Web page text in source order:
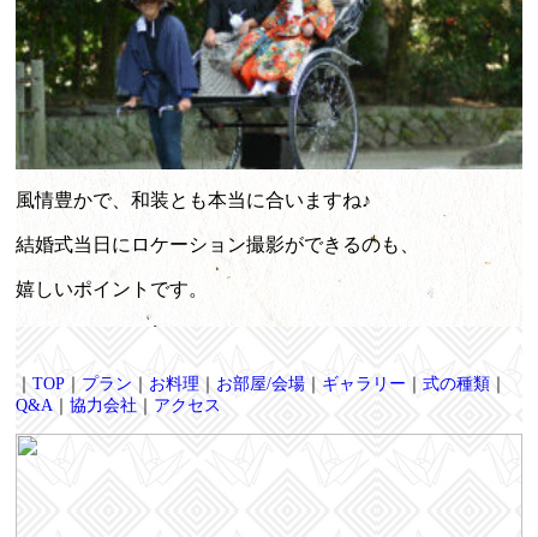
風情豊かで、和装とも本当に合いますね♪
結婚式当日にロケーション撮影ができるのも、
嬉しいポイントです。
TOP プラン お料理 お部屋/会場 ギャラリー 式の種類
Q&A
協力会社 アクセス